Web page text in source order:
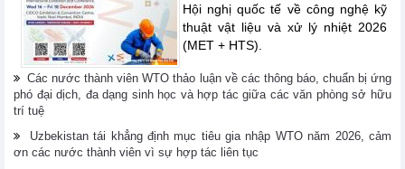
Hội nghị quốc tế về công nghệ kỹ
thuật vật liệu và xử lý nhiệt 2026
(MET + HTS).
Các nước thành viên WTO thảo luận về các thông báo, chuẩn bị ứng
phó đại dịch, đa dạng sinh học và hợp tác giữa các văn phòng sở hữu
trí tuệ
Uzbekistan tái khẳng định mục tiêu gia nhập WTO năm 2026, cảm
ơn các nước thành viên vì sự hợp tác liên tục